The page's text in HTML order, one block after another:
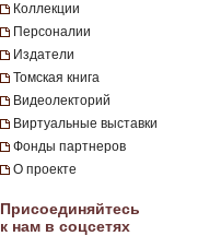
Коллекции
Персоналии
Издатели
Томская книга
Видеолекторий
Виртуальные выставки
Фонды партнеров
О проекте
Присоединяйтесь
к нам в соцсетях